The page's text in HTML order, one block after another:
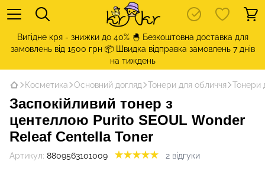
Вигідне кря - знижки до 40% 🐣 Безкоштовна доставка для
замовлень від 1500 грн 📦 Швидка відправка замовлень 7 днів
на тиждень
Косметика Основний догляд Тонери для обличчя Тонери
Заспокійливий тонер з
центеллою Purito SEOUL Wonder
Releaf Centella Toner
Артикул: 8809563101009 2 відгуки